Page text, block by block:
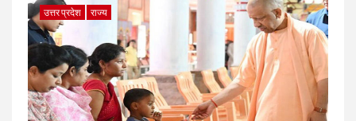
उत्तर प्रदेश राज्य